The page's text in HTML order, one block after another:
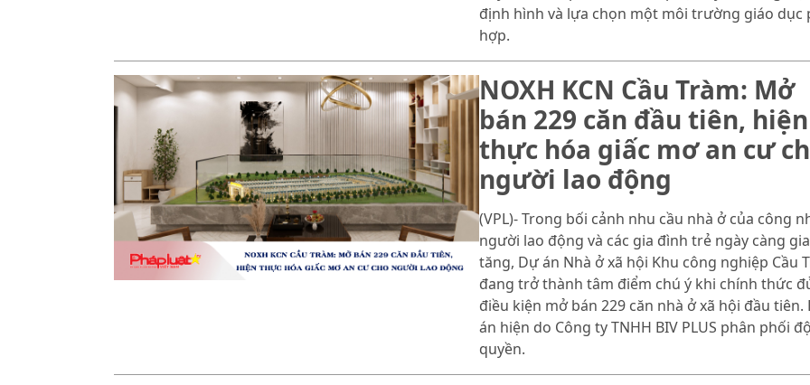
định hình và lựa chọn một môi trường giáo dục
hợp.
NOXH KCN Cầu Tràm: Mở
bán 229 căn đầu tiên, hiện
thực hóa giấc mơ an cư
người lao động
(VPL)- Trong bối cảnh nhu cầu nhà ở của công
người lao động và các gia đình trẻ ngày càng gia
tăng, Dự án Nhà ở xã hội Khu công nghiệp Cầu
đang trở thành tâm điểm chú ý khi chính thức
điều kiện mở bán 229 căn nhà ở xã hội đầu tiên.
án hiện do Công ty TNHH BIV PLUS phân phối
quyền.